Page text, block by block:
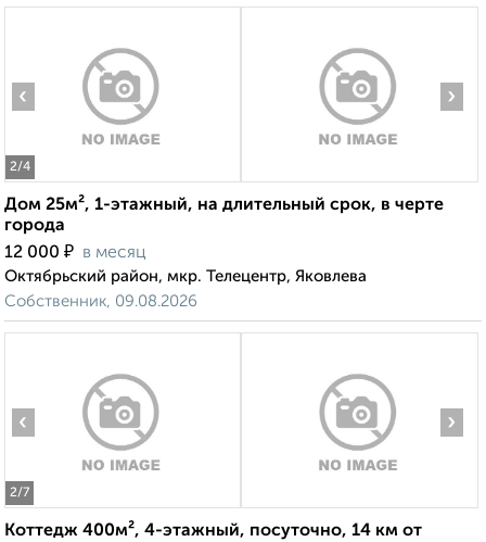
2/4
‹ ›
Дом 25м², 1-этажный, на длительный срок, в черте
города
12 000 ₽ в месяц
Октябрьский район, мкр. Телецентр, Яковлева
Собственник, 09.08.2026
2/7
‹ ›
Коттедж 400м², 4-этажный, посуточно, 14 км от